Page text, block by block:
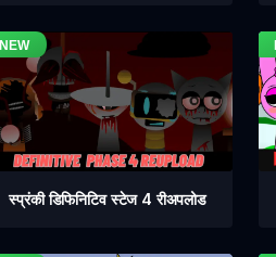
स्प्रंकी डिफिनिटिव स्टेज 4 रीअपलोड